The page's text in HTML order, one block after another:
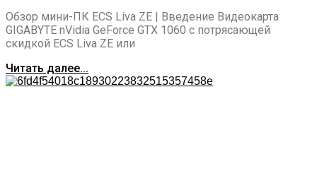
Обзор мини-ПК ECS Liva ZE | Введение Видеокарта
GIGABYTE nVidia GeForce GTX 1060 с потрясающей
скидкой ECS Liva ZE или
Читать далее...